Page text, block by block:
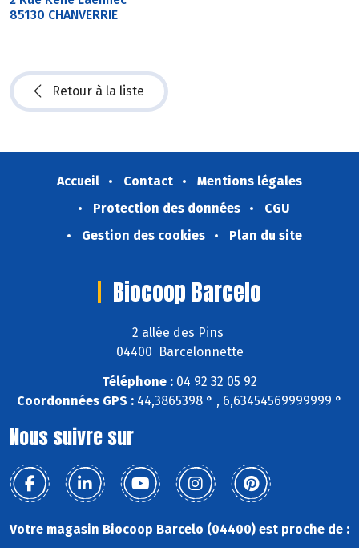
85130 CHANVERRIE
Retour à la liste
Accueil Contact
Mentions légales
Protection des données
CGU
Gestion des cookies
Plan du site
Biocoop Barcelo
2 allée des Pins
04400 Barcelonnette
Téléphone : 04 92 32 05 92
Coordonnées GPS : 44,3865398 ° , 6,63454569999999 °
Nous suivre sur
Votre magasin Biocoop Barcelo (04400) est proche de :